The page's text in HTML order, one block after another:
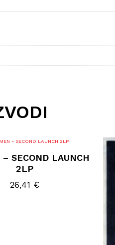
SECOND LAUNCH
2LP
26,41 €